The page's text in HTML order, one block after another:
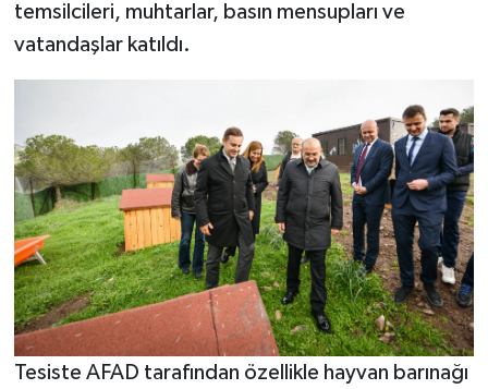
temsilcileri, muhtarlar, basın mensupları ve
vatandaşlar katıldı.
Tesiste AFAD tarafından özellikle hayvan barınağı